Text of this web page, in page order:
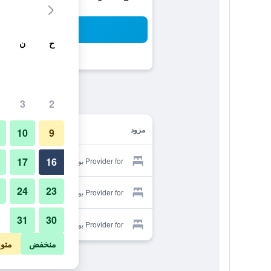
مزود
Provider for بوتيك هوتل ألفابيت
Provider for بوتيك هوتل ألفابيت
Provider for بوتيك هوتل ألفابيت
ح ن
2
3
9
10
16
17
23
24
30
31
منخفض